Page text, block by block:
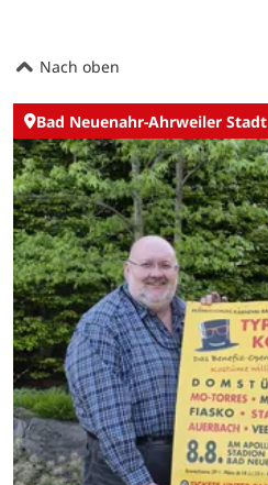
Nach oben
Bad Neuenahr-Ahrweiler Stadt